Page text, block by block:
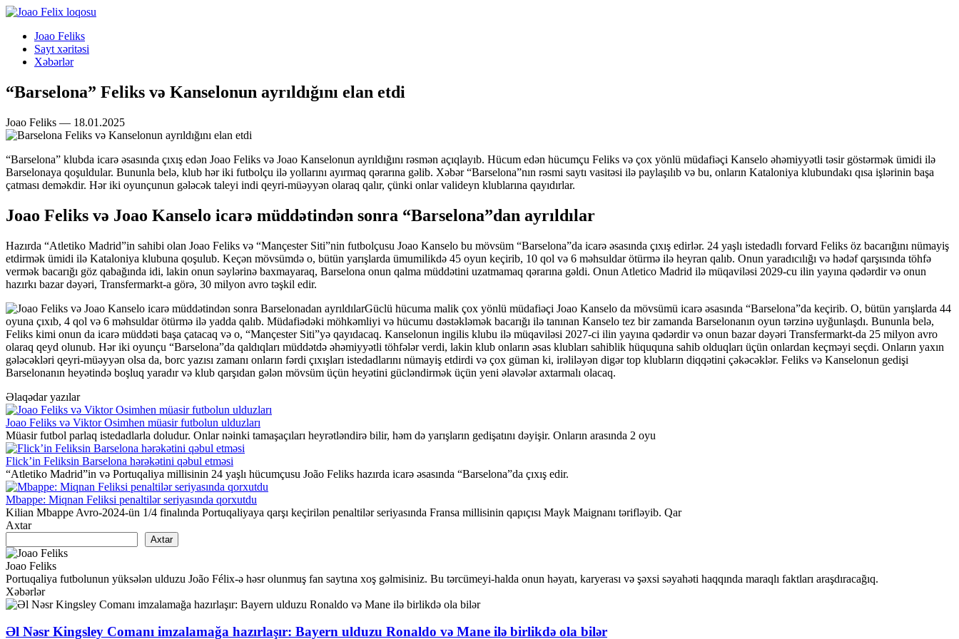
Joao Feliks
Sayt xəritəsi
Xəbərlər
“Barselona” Feliks və Kanselonun ayrıldığını elan etdi
Joao Feliks — 18.01.2025
“Barselona” klubda icarə əsasında çıxış edən Joao Feliks və Joao Kanselonun ayrıldığını rəsmən açıqlayıb. Hücum edən hücumçu Feliks və çox yönlü müdafiəçi Kanselo əhəmiyyətli təsir göstərmək ümidi ilə
Barselonaya qoşuldular. Bununla belə, klub hər iki futbolçu ilə yollarını ayırmaq qərarına gəlib. Xəbər “Barselona”nın rəsmi saytı vasitəsi ilə paylaşılıb və bu, onların Kataloniya klubundakı qısa işlərinin başa
çatması deməkdir. Hər iki oyunçunun gələcək taleyi indi qeyri-müəyyən olaraq qalır, çünki onlar valideyn klublarına qayıdırlar.
Joao Feliks və Joao Kanselo icarə müddətindən sonra “Barselona”dan ayrıldılar
Hazırda “Atletiko Madrid”in sahibi olan Joao Feliks və “Mançester Siti”nin futbolçusu Joao Kanselo bu mövsüm “Barselona”da icarə əsasında çıxış edirlər. 24 yaşlı istedadlı forvard Feliks öz bacarığını nümayiş
etdirmək ümidi ilə Kataloniya klubuna qoşulub. Keçən mövsümdə o, bütün yarışlarda ümumilikdə 45 oyun keçirib, 10 qol və 6 məhsuldar ötürmə ilə heyran qalıb. Onun yaradıcılığı və hədəf qarşısında töhfə
vermək bacarığı göz qabağında idi, lakin onun səylərinə baxmayaraq, Barselona onun qalma müddətini uzatmamaq qərarına gəldi. Onun Atletico Madrid ilə müqaviləsi 2029-cu ilin yayına qədərdir və onun
hazırkı bazar dəyəri, Transfermarkt-a görə, 30 milyon avro təşkil edir.
Güclü hücuma malik çox yönlü müdafiəçi Joao Kanselo da mövsümü icarə əsasında “Barselona”da keçirib. O, bütün yarışlarda 44
oyuna çıxıb, 4 qol və 6 məhsuldar ötürmə ilə yadda qalıb. Müdafiədəki möhkəmliyi və hücumu dəstəkləmək bacarığı ilə tanınan Kanselo tez bir zamanda Barselonanın oyun tərzinə uyğunlaşdı. Bununla belə,
Feliks kimi onun da icarə müddəti başa çatacaq və o, “Mançester Siti”yə qayıdacaq. Kanselonun ingilis klubu ilə müqaviləsi 2027-ci ilin yayına qədərdir və onun bazar dəyəri Transfermarkt-da 25 milyon avro
olaraq qeyd olunub. Hər iki oyunçu “Barselona”da qaldıqları müddətdə əhəmiyyətli töhfələr verdi, lakin klub onların əsas klubları sahiblik hüququna sahib olduqları üçün onlardan keçməyi seçdi. Onların yaxın
gələcəkləri qeyri-müəyyən olsa da, borc yazısı zamanı onların fərdi çıxışları istedadlarını nümayiş etdirdi və çox güman ki, irəliləyən digər top klubların diqqətini çəkəcəklər. Feliks və Kanselonun gedişi
Barselonanın heyətində boşluq yaradır və klub qarşıdan gələn mövsüm üçün heyətini gücləndirmək üçün yeni əlavələr axtarmalı olacaq.
Əlaqədar yazılar
Joao Feliks və Viktor Osimhen müasir futbolun ulduzları
Müasir futbol parlaq istedadlarla doludur. Onlar nəinki tamaşaçıları heyrətləndirə bilir, həm də yarışların gedişatını dəyişir. Onların arasında 2 oyu
Flick’in Feliksin Barselona hərəkətini qəbul etməsi
“Atletiko Madrid”in və Portuqaliya millisinin 24 yaşlı hücumçusu João Feliks hazırda icarə əsasında “Barselona”da çıxış edir.
Mbappe: Miqnan Feliksi penaltilər seriyasında qorxutdu
Kilian Mbappe Avro-2024-ün 1/4 finalında Portuqaliyaya qarşı keçirilən penaltilər seriyasında Fransa millisinin qapıçısı Mayk Maignanı tərifləyib. Qar
Axtar
Axtar
Joao Feliks
Portuqaliya futbolunun yüksələn ulduzu João Félix-ə həsr olunmuş fan saytına xoş gəlmisiniz. Bu tərcümeyi-halda onun həyatı, karyerası və şəxsi səyahəti haqqında maraqlı faktları araşdıracağıq.
Xəbərlər
Əl Nəsr Kingsley Comanı imzalamağa hazırlaşır: Bayern ulduzu Ronaldo və Mane ilə birlikdə ola bilər